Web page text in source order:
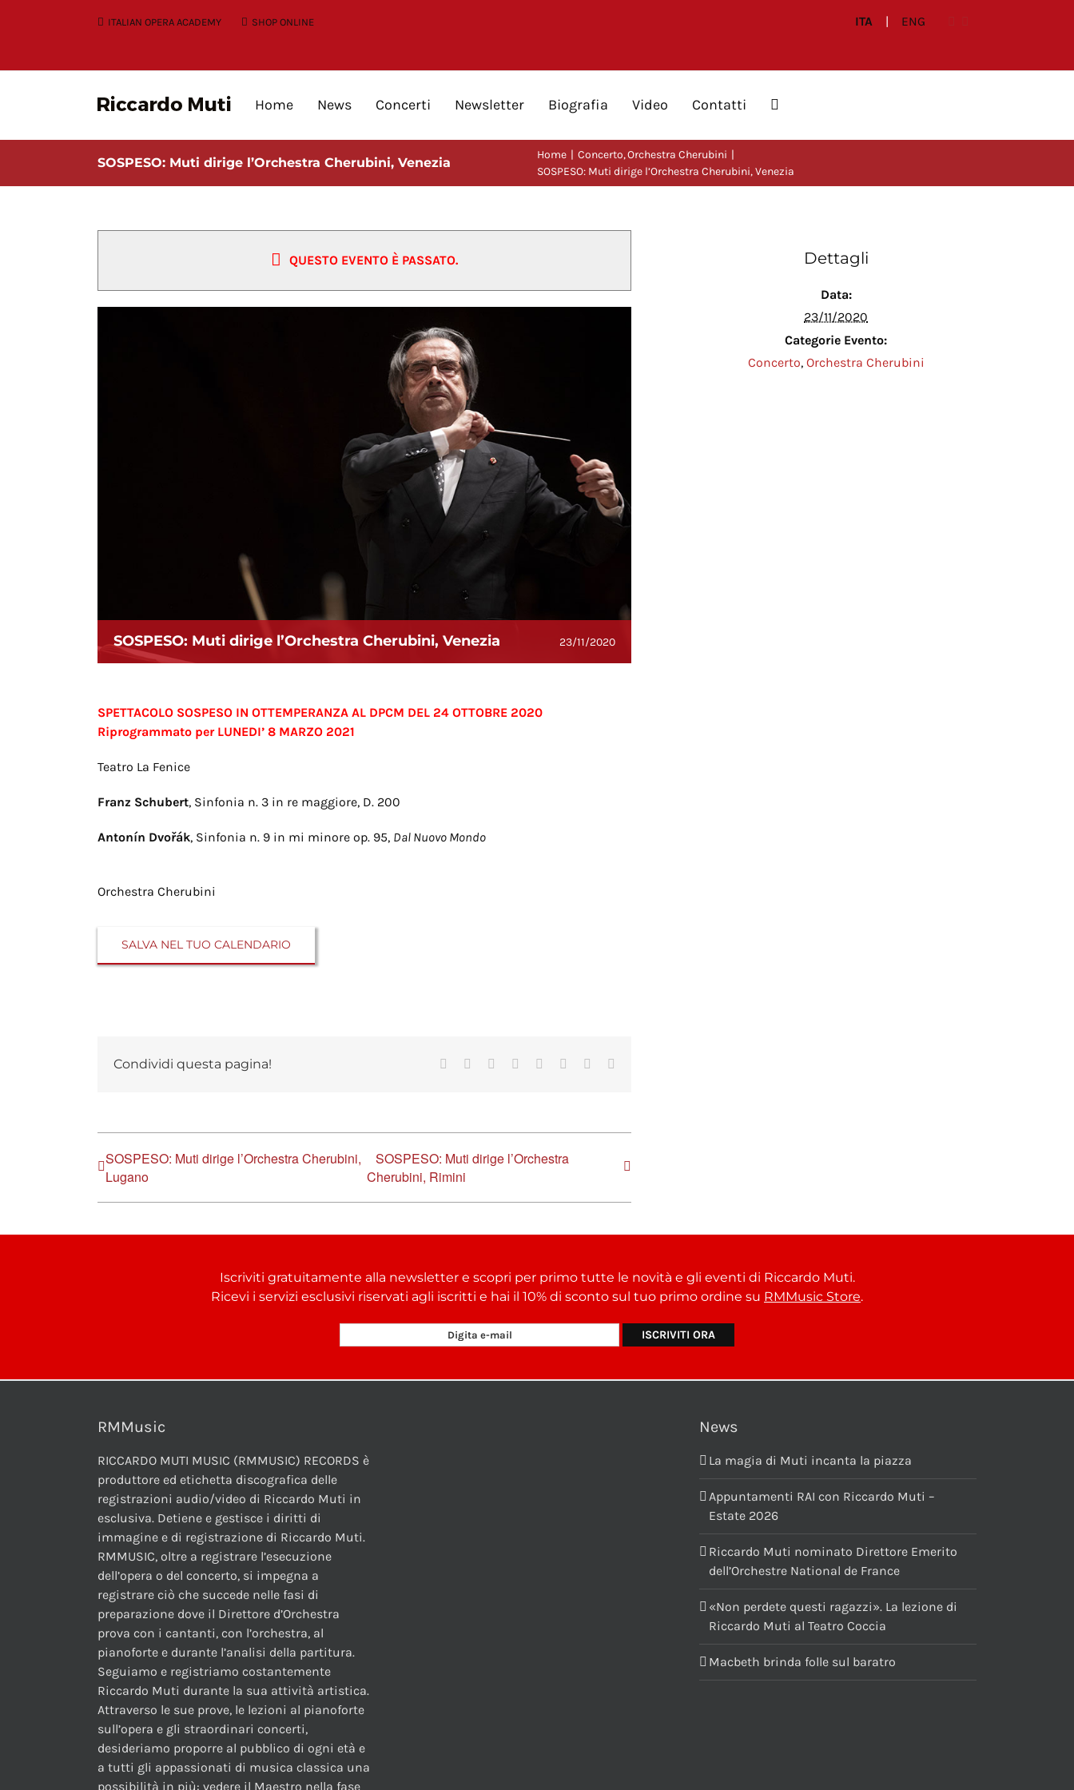
ITALIAN OPERA ACADEMY SHOP ONLINE ITA | ENG
Home News Concerti Newsletter Biografia Video Contatti
SOSPESO: Muti dirige l’Orchestra Cherubini, Venezia
Home Concerto Orchestra Cherubini
SOSPESO: Muti dirige l’Orchestra Cherubini, Venezia
QUESTO EVENTO È PASSATO.
SOSPESO: Muti dirige l’Orchestra Cherubini, Venezia 23/11/2020
SPETTACOLO SOSPESO IN OTTEMPERANZA AL DPCM DEL 24 OTTOBRE 2020
Riprogrammato per LUNEDI’ 8 MARZO 2021
Teatro La Fenice
Franz Schubert, Sinfonia n. 3 in re maggiore, D. 200
Antonín Dvořák, Sinfonia n. 9 in mi minore op. 95, Dal Nuovo Mondo
Orchestra Cherubini
SALVA NEL TUO CALENDARIO
Condividi questa pagina! Facebook Reddit LinkedIn
TumblrPinterest
SOSPESO: Muti dirige l’Orchestra Cherubini,
Lugano
SOSPESO: Muti dirige l’Orchestra
Cherubini, Rimini
Dettagli
Data:
23/11/2020
Categorie Evento:
Concerto, Orchestra Cherubini
Iscriviti gratuitamente alla newsletter e scopri per primo tutte le novità e gli eventi di Riccardo Muti.
Ricevi i servizi esclusivi riservati agli iscritti e hai il 10% di sconto sul tuo primo ordine su RMMusic Store.
RMMusic
RICCARDO MUTI MUSIC (RMMUSIC) RECORDS è
produttore ed etichetta discografica delle
registrazioni audio/video di Riccardo Muti in
esclusiva. Detiene e gestisce i diritti di
immagine e di registrazione di Riccardo Muti.
RMMUSIC, oltre a registrare l’esecuzione
dell’opera o del concerto, si impegna a
registrare ciò che succede nelle fasi di
preparazione dove il Direttore d’Orchestra
prova con i cantanti, con l’orchestra, al
pianoforte e durante l’analisi della partitura.
Seguiamo e registriamo costantemente
Riccardo Muti durante la sua attività artistica.
Attraverso le sue prove, le lezioni al pianoforte
sull’opera e gli straordinari concerti,
desideriamo proporre al pubblico di ogni età e
a tutti gli appassionati di musica classica una
possibilità in più: vedere il Maestro nella fase
News
La magia di Muti incanta la piazza
Appuntamenti RAI con Riccardo Muti –
Estate 2026
Riccardo Muti nominato Direttore Emerito
dell’Orchestre National de France
«Non perdete questi ragazzi». La lezione di
Riccardo Muti al Teatro Coccia
Macbeth brinda folle sul baratro